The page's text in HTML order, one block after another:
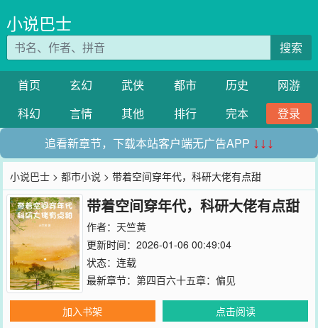
小说巴士
搜索
首页 玄幻 武侠 都市 历史
网游
科幻
言情 其他 排行 完本
登录
追看新章节，下载本站客户端无广告APP ↓↓↓
小说巴士 >都市小说 > 带着空间穿年代，科研大佬有点甜
带着空间穿年代，科研大佬有点甜
作者： 天竺黄
更新时间：2026-01-06 00:49:04
状态：连载
最新章节： 第四百六十五章：偏见
加入书架
点击阅读